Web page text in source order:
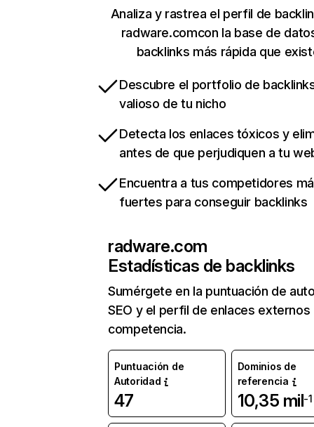
Analiza y rastrea el perfil de
radware.comcon la base de
backlinks más rápida que
Descubre el portfolio de
valioso de tu nicho
Detecta los enlaces tóxicos y
antes de que perjudiquen a tu
Encuentra a tus competidores
fuertes para conseguir backlinks
radware.com
Estadísticas de backlinks
Sumérgete en la puntuación de
SEO y el perfil de enlaces externos
competencia.
Puntuación de
Autoridad
47
Dominios de
referencia
10,35 mil-